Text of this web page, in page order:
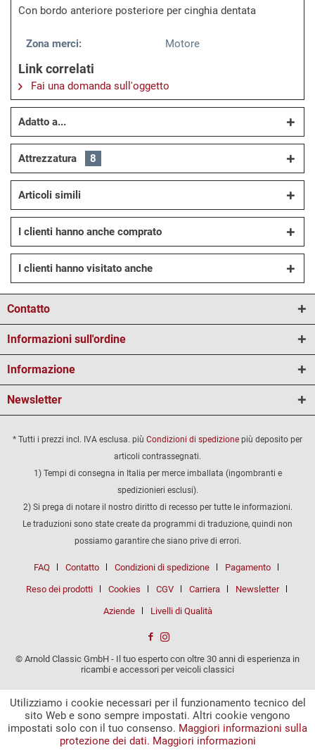
Con bordo anteriore posteriore per cinghia dentata
Zona merci: Motore
Link correlati
Fai una domanda sull'oggetto
Adatto a...
Attrezzatura 8
Articoli simili
I clienti hanno anche comprato
I clienti hanno visitato anche
Contatto
Informazioni sull'ordine
Informazione
Newsletter
* Tutti i prezzi incl. IVA esclusa. più Condizioni di spedizione più deposito per
articoli contrassegnati.
1) Tempi di consegna in Italia per merce imballata (ingombranti e
spedizionieri esclusi).
2) Si prega di notare il nostro diritto di recesso per tutte le informazioni.
Le traduzioni sono state create da programmi di traduzione, quindi non
possiamo garantire che siano prive di errori.
FAQ Contatto Condizioni di spedizione Pagamento
Reso dei prodotti Cookies CGV Carriera Newsletter
Aziende Livelli di Qualità
© Arnold Classic GmbH - Il tuo esperto con oltre 30 anni di esperienza in
ricambi e accessori per veicoli classici
Utilizziamo i cookie necessari per il funzionamento tecnico del
sito Web e sono sempre impostati. Altri cookie vengono
impostati solo con il tuo consenso. Maggiori informazioni sulla
protezione dei dati. Maggiori informazioni